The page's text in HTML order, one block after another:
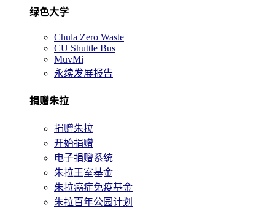
绿色大学
Chula Zero Waste
CU Shuttle Bus
MuvMi
永续发展报告
捐赠朱拉
捐赠朱拉
开始捐赠
电子捐赠系统
朱拉王室基金
朱拉癌症免疫基金
朱拉百年公园计划